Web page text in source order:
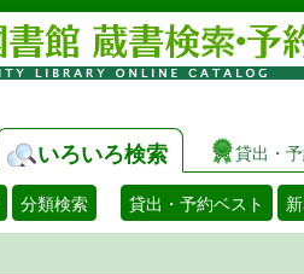
いろいろ検索 貸出・
分類検索 貸出・予約ベスト